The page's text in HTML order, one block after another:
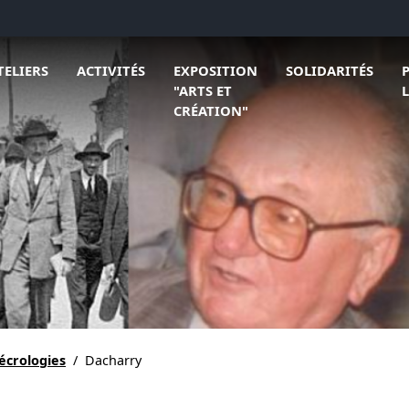
le sous menu de Ateliers
ACTIVITÉS
Ouvrir le sous menu de Activités
EXPOSITION
"ARTS ET
CRÉATION"
SOLIDARITÉS
/ Dacharry